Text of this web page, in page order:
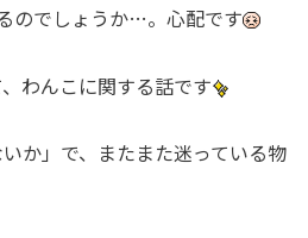
のでしょうか…。心配です
わんこに関する話です
か」で、またまた迷っている物